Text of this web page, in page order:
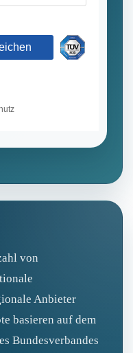
von
Anbieter
basieren auf dem
Bundesverbandes